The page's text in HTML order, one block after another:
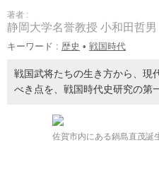
著者 :
静岡大学名誉教授 小和田哲男
キーワード : 歴史 • 戦国時代
戦国武将たちの生き方から、現
べき点を、戦国時代史研究の第
佐賀市内にある鍋島直茂誕